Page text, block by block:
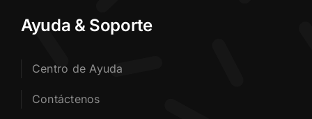
Ayuda & Soporte
Centro de Ayuda
Contáctenos